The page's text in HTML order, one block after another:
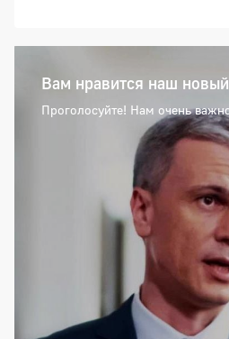
Вам нравится наш
Проголосуйте! Нам очень